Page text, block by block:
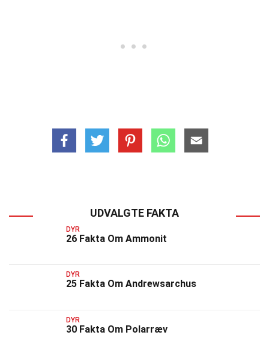
UDVALGTE FAKTA
DYR
26 Fakta Om Ammonit
DYR
25 Fakta Om Andrewsarchus
DYR
30 Fakta Om Polarræv